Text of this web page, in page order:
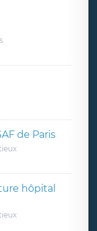
de Paris
hôpital